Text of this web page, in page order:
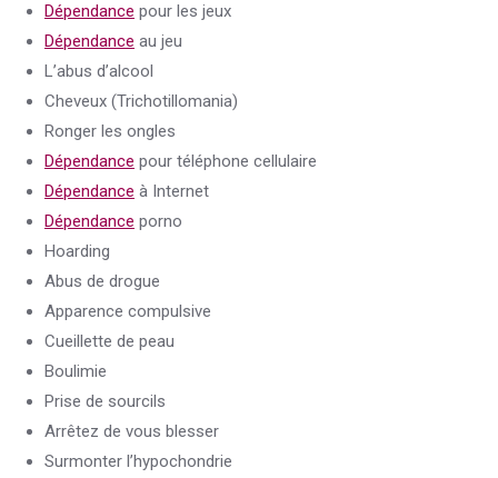
Dépendance pour les jeux
Dépendance au jeu
L’abus d’alcool
Cheveux (Trichotillomania)
Ronger les ongles
Dépendance pour téléphone cellulaire
Dépendance à Internet
Dépendance porno
Hoarding
Abus de drogue
Apparence compulsive
Cueillette de peau
Boulimie
Prise de sourcils
Arrêtez de vous blesser
Surmonter l’hypochondrie